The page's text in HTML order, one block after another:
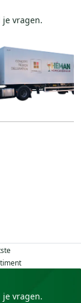
je vragen.
vragen.